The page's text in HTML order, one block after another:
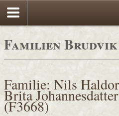
Familien Brudvik
Familie: Nils
Brita
(F3668)